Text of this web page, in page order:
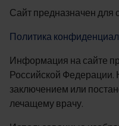
Сайт предназначен для
Политика
Информация на сайте
Российской Федерации.
заключением или
лечащему врачу.